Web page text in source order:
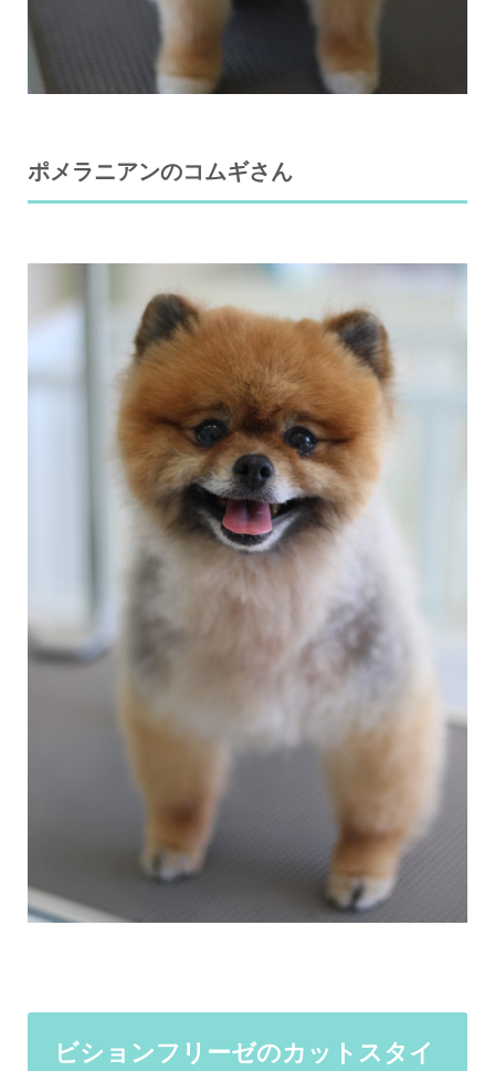
ポメラニアンのコムギさん
ビションフリーゼのカットスタイ